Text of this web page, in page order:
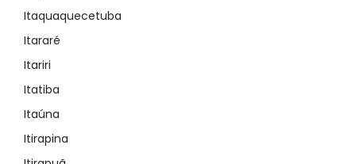
Itaquaquecetuba
Itararé
Itariri
Itatiba
Itaúna
Itirapina